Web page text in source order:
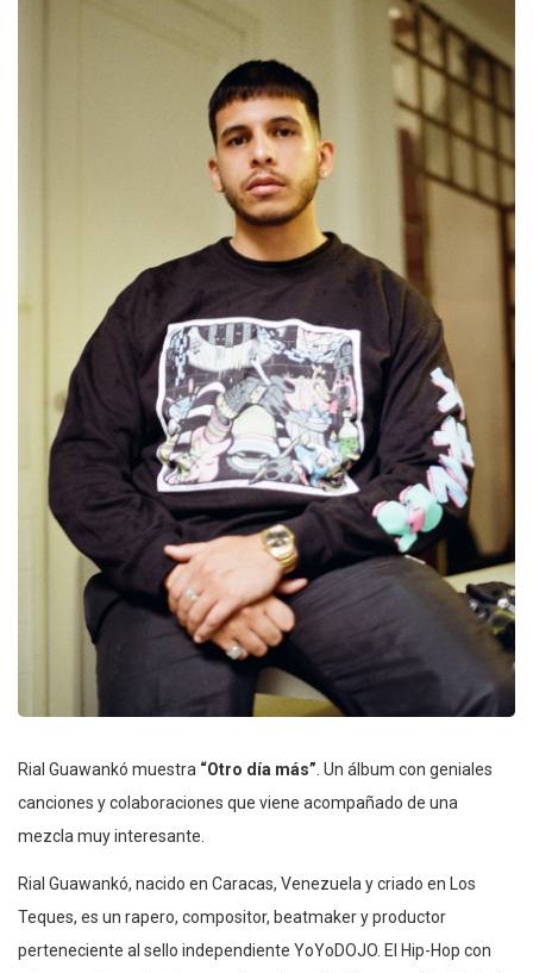
Rial Guawankó muestra “Otro día más”. Un álbum con geniales
canciones y colaboraciones que viene acompañado de una
mezcla muy interesante.
Rial Guawankó, nacido en Caracas, Venezuela y criado en Los
Teques, es un rapero, compositor, beatmaker y productor
perteneciente al sello independiente YoYoDOJO. El Hip-Hop con